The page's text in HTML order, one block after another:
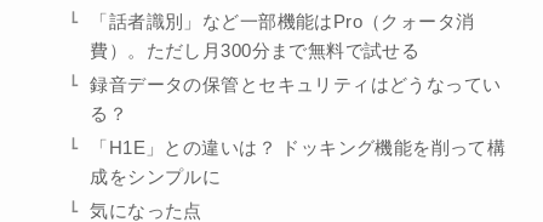
「話者識別」など一部機能はPro（クォータ消
費）。ただし月300分まで無料で試せる
録音データの保管とセキュリティはどうなってい
る？
「H1E」との違いは？ ドッキング機能を削って構
成をシンプルに
気になった点